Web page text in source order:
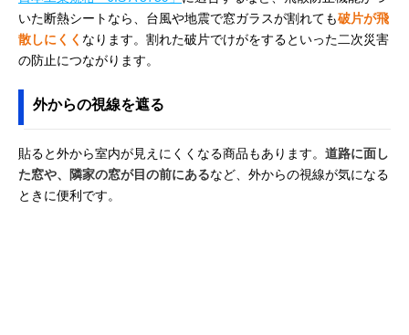
いた断熱シートなら、台風や地震で窓ガラスが割れても破片が飛
散しにくく なります。割れた破片でけがをするといった二次災害
の防止につながります。
外からの視線を遮る
貼ると外から室内が見えにくくなる商品もあります。 道路に面し
た窓や、隣家の窓が目の前にあるなど、外からの視線が気になる
ときに便利です。